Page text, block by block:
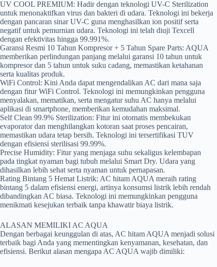
UV COOL PREMIUM: Hadir dengan teknologi UV-C Sterilization
untuk menonaktifkan virus dan bakteri di udara. Teknologi ini bekerja
dengan pancaran sinar UV-C guna menghasilkan ion positif serta
negatif untuk pemurnian udara. Teknologi ini telah diuji Texcell
dengan efektivitas hingga 99.991%.
Garansi Resmi 10 Tahun Kompresor + 5 Tahun Spare Parts: AQUA
memberikan perlindungan panjang melalui garansi 10 tahun untuk
kompresor dan 5 tahun untuk suku cadang, memastikan ketahanan
serta kualitas produk.
WiFi Control: Kini Anda dapat mengendalikan AC dari mana saja
dengan fitur WiFi Control. Teknologi ini memungkinkan pengguna
menyalakan, mematikan, serta mengatur suhu AC hanya melalui
aplikasi di smartphone, memberikan kemudahan maksimal.
Self Clean 99.9% Sterilization: Fitur ini otomatis membekukan
evaporator dan menghilangkan kotoran saat proses pencairan,
memastikan udara tetap bersih. Teknologi ini tersertifikasi TUV
dengan efisiensi sterilisasi 99.99%.
Precise Humidity: Fitur yang menjaga suhu sekaligus kelembapan
pada tingkat nyaman bagi tubuh melalui Smart Dry. Udara yang
dihasilkan lebih sehat serta nyaman untuk pernapasan.
Rating Bintang 5 Hemat Listrik: AC hitam AQUA meraih rating
bintang 5 dalam efisiensi energi, artinya konsumsi listrik lebih rendah
dibandingkan AC biasa. Teknologi ini memungkinkan pengguna
menikmati kesejukan terbaik tanpa khawatir biaya listrik.
ALASAN MEMILIKI AC AQUA
Dengan berbagai keunggulan di atas, AC hitam AQUA menjadi solusi
terbaik bagi Anda yang mementingkan kenyamanan, kesehatan, dan
efisiensi. Berikut alasan mengapa AC AQUA wajib dimiliki: